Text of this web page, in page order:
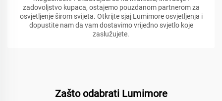
zadovoljstvo kupaca, ostajemo pouzdanom partnerom za
osvjetljenje širom svijeta. Otkrijte sjaj Lumimore osvjetljenja i
dopustite nam da vam dostavimo vrijedno svjetlo koje
zaslužujete.
Zašto odabrati Lumimore